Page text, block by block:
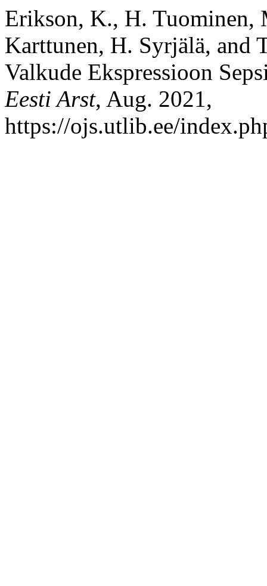
Erikson, K., H. Tuominen,
Karttunen, H. Syrjälä, and
Valkude Ekspressioon
Eesti Arst, Aug. 2021,
https://ojs.utlib.ee/